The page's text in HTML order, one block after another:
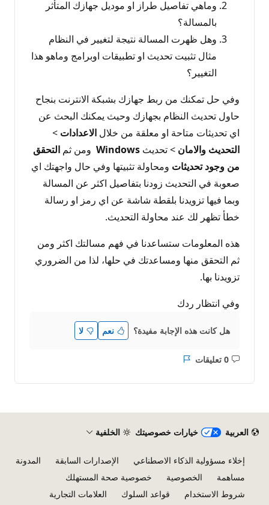
وماهي تفاصيل طراز او موديل جهازك المتأثر
بالمسالة؟
وهل ظهرت المسالة نتيجة لتغيير في النظام
مثال تثبيت تحديث او تطبيقات اوبرامج وماهو هذا
التغيير؟
وفي حل تمكنك من ربط جهازك بشبكة الانترنت بنجاح
حاول تحديث النظام بجهازك وحيث يمكنك البحث عن
اي تحديثات متاحة او معلقة من خلال الاعدادات >
التحديث والامان > تحديث Windows ومن ثم التحقق
من وجود تحديثات ومحاولة تثبيتها وفي حال واجهتك اي
صعوبة في التحديث زودنا بتفاصيل اكثر عن المسالة
وبما فيها تزويدنا بلقطة شاشة عن اي رمز او رسالة
خطأ تظهر لك عند محاولة التحديث.
هذه المعلومات ستساعدنا في فهم مسالتك اكثر ومن
ثم التحقق منها ومساعدتك في حلها، لذا من الضروري
تزويدنا بها.
وفي انتظار ردك
هل كانت هذه الإجابة مفيدة؟ نعم لا
0 تعليقات ليست
التقرير
العربية خيارات خصوصيتك الخلفية
إخلاء مسؤولية الذكاء الاصطناعي الإصدارات السابقة
المدونة
مساهمة
الخصوصية
خصوصية صحة المستهلك
شروط الاستخدام
قواعد السلوك العلامات التجارية